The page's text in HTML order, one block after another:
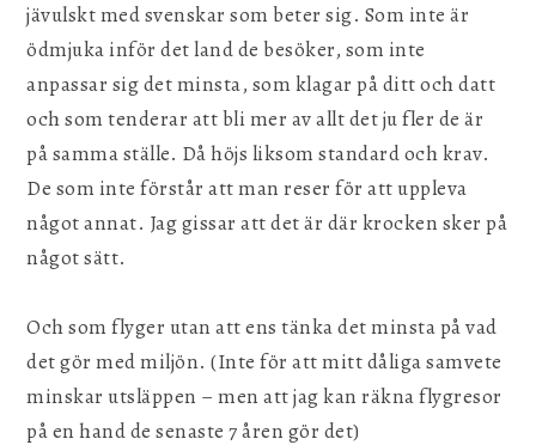
jävulskt med svenskar som beter sig. Som inte är
ödmjuka inför det land de besöker, som inte
anpassar sig det minsta, som klagar på ditt och datt
och som tenderar att bli mer av allt det ju fler de är
på samma ställe. Då höjs liksom standard och krav.
De som inte förstår att man reser för att uppleva
något annat. Jag gissar att det är där krocken sker på
något sätt.
Och som flyger utan att ens tänka det minsta på vad
det gör med miljön. (Inte för att mitt dåliga samvete
minskar utsläppen – men att jag kan räkna flygresor
på en hand de senaste 7 åren gör det)